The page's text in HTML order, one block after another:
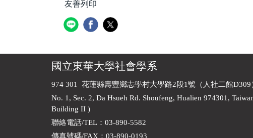
友善列印
國立東華大學社會學系
974 301 花蓮縣壽豐鄉志學村大學路2段1號（人社二館D309
No. 1, Sec. 2, Da Hsueh Rd. Shoufeng, Hualien 974301,
Building II )
聯絡電話/TEL：03-890-5582
傳真號碼/FAX：03-890-0193